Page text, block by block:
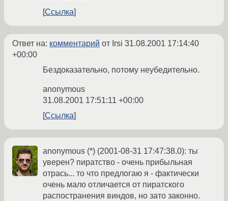
Ссылка
Ответ на: комментарий от Irsi 31.08.2001 17:14:40
+00:00
Бездоказательно, потому неубедительно.
anonymous
31.08.2001 17:51:11 +00:00
Ссылка
anonymous (*) (2001-08-31 17:47:38.0): ты
уверен? пиратство - очень прибыльная
отрась... то что предлогаю я - фактически
очень мало отличается от пиратского
распостранения виндов, но зато законно.